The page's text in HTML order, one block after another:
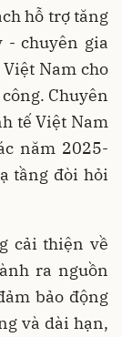
hỗ trợ tăng
- chuyên gia
Nam cho
Chuyên
tế Việt Nam
năm 2025-
tầng đòi hỏi
cải thiện về
ra nguồn
bảo động
và dài hạn,